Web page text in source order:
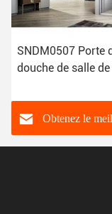
SNDM0507 Porte
douche de salle de
personnalisée
Certification CE
Obtenez le